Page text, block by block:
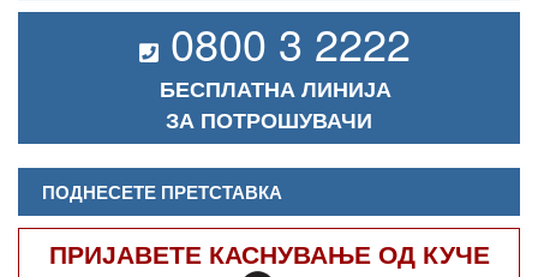
0800 3 2222
БЕСПЛАТНА ЛИНИЈА
ЗА ПОТРОШУВАЧИ
ПОДНЕСЕТЕ ПРЕТСТАВКА
ПРИЈАВЕТЕ КАСНУВАЊЕ ОД КУЧЕ